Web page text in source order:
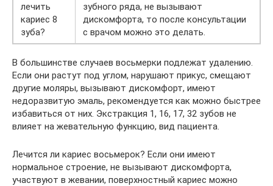
лечить
кариес 8
зуба?
зубного ряда, не вызывают
дискомфорта, то после консультации
с врачом можно это делать.
В большинстве случаев восьмерки подлежат удалению.
Если они растут под углом, нарушают прикус, смещают
другие моляры, вызывают дискомфорт, имеют
недоразвитую эмаль, рекомендуется как можно быстрее
избавиться от них. Экстракция 1, 16, 17, 32 зубов не
влияет на жевательную функцию, вид пациента.
Лечится ли кариес восьмерок? Если они имеют
нормальное строение, не вызывают дискомфорта,
участвуют в жевании, поверхностный кариес можно